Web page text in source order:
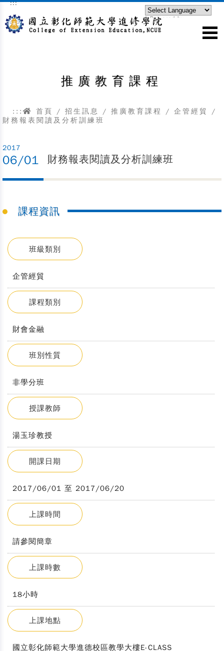
跳到主要內容區塊
:::
Powered by
推廣教育課程
::: 首頁 / 招生訊息 / 推廣教育課程 / 企管經貿
/
財務報表閱讀及分析訓練班
2017
06/01 財務報表閱讀及分析訓練班
課程資訊
班級類別
企管經貿
課程類別
財會金融
班別性質
非學分班
授課教師
湯玉珍教授
開課日期
2017/06/01 至 2017/06/20
上課時間
請參閱簡章
上課時數
18小時
上課地點
國立彰化師範大學進德校區教學大樓E-CLASS